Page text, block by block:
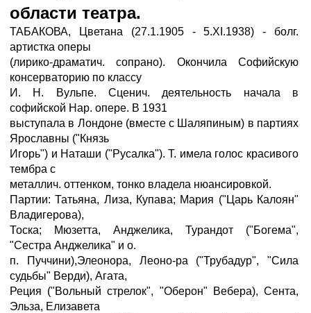
области театра.
ТАБАКОВА, Цветана (27.1.1905 - 5.XI.1938) - болг.
артистка оперы
(лирико-драматич. сопрано). Окончила Софийскую
консерваторию по классу
И. Н. Вульпе. Сценич. деятельность начала в
софийской Нар. опере. В 1931
выступала в Лондоне (вместе с Шаляпиным) в партиях
Ярославны ("Князь
Игорь") и Наташи ("Русалка"). Т. имела голос красивого
тембра с
металлич. оттенком, тонко владела нюансировкой.
Партии: Татьяна, Лиза, Купава; Мария ("Царь Калоян"
Владигерова),
Тоска; Мюзетта, Анджелика, Турандот ("Богема",
"Сестра Анджелика" и о.
п. Пуччини),Элеонора, Леоно-ра ("Трубадур", "Сила
судьбы" Верди), Агата,
Реция ("Вольный стрелок", "Оберон" Вебера), Сента,
Эльза, Елизавета